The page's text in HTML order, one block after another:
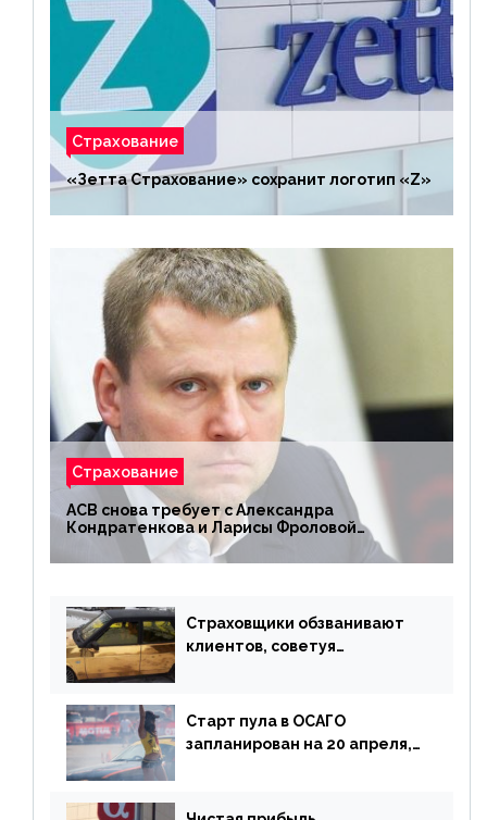
Страхование
«Зетта Страхование» сохранит логотип «Z»
Страхование
АСВ снова требует с Александра
Кондратенкова и Ларисы Фроловой
возмещения убытков на 1,5 млрд р.
Страховщики обзванивают
клиентов, советуя
Старт пула в ОСАГО
запланирован на 20 апреля,
дублировать [дополнено]